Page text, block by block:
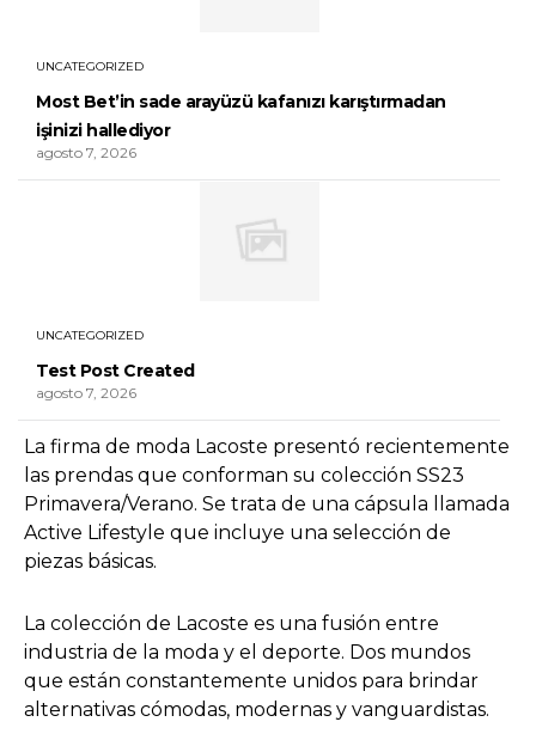
La firma de moda Lacoste presentó recientemente
las prendas que conforman su colección SS23
Primavera/Verano. Se trata de una cápsula llamada
Active Lifestyle que incluye una selección de
piezas básicas.
La colección de Lacoste es una fusión entre
industria de la moda y el deporte. Dos mundos
que están constantemente unidos para brindar
alternativas cómodas, modernas y vanguardistas.
UNCATEGORIZED
Most Bet’in sade arayüzü kafanızı karıştırmadan
işinizi hallediyor
agosto 7, 2026
UNCATEGORIZED
Test Post Created
agosto 7, 2026